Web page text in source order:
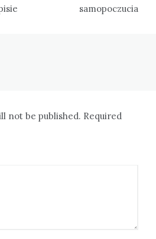
samopoczucia
not be published. Required